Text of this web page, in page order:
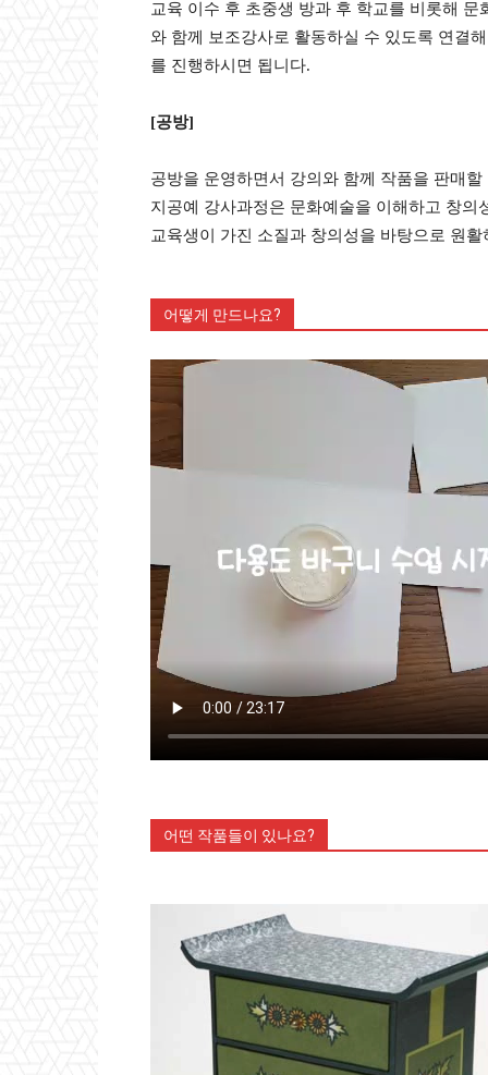
교육 이수 후 초중생 방과 후 학교를 비롯해
와 함께 보조강사로 활동하실 수 있도록 연결
를 진행하시면 됩니다.
[공방]
공방을 운영하면서 강의와 함께 작품을 판매
지공예 강사과정은 문화예술을 이해하고 창
교육생이 가진 소질과 창의성을 바탕으로 원
어떻게 만드나요?
어떤 작품들이 있나요?